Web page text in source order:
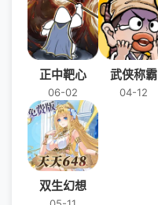
正中靶心
06-02
武侠称霸
04-12
双生幻想